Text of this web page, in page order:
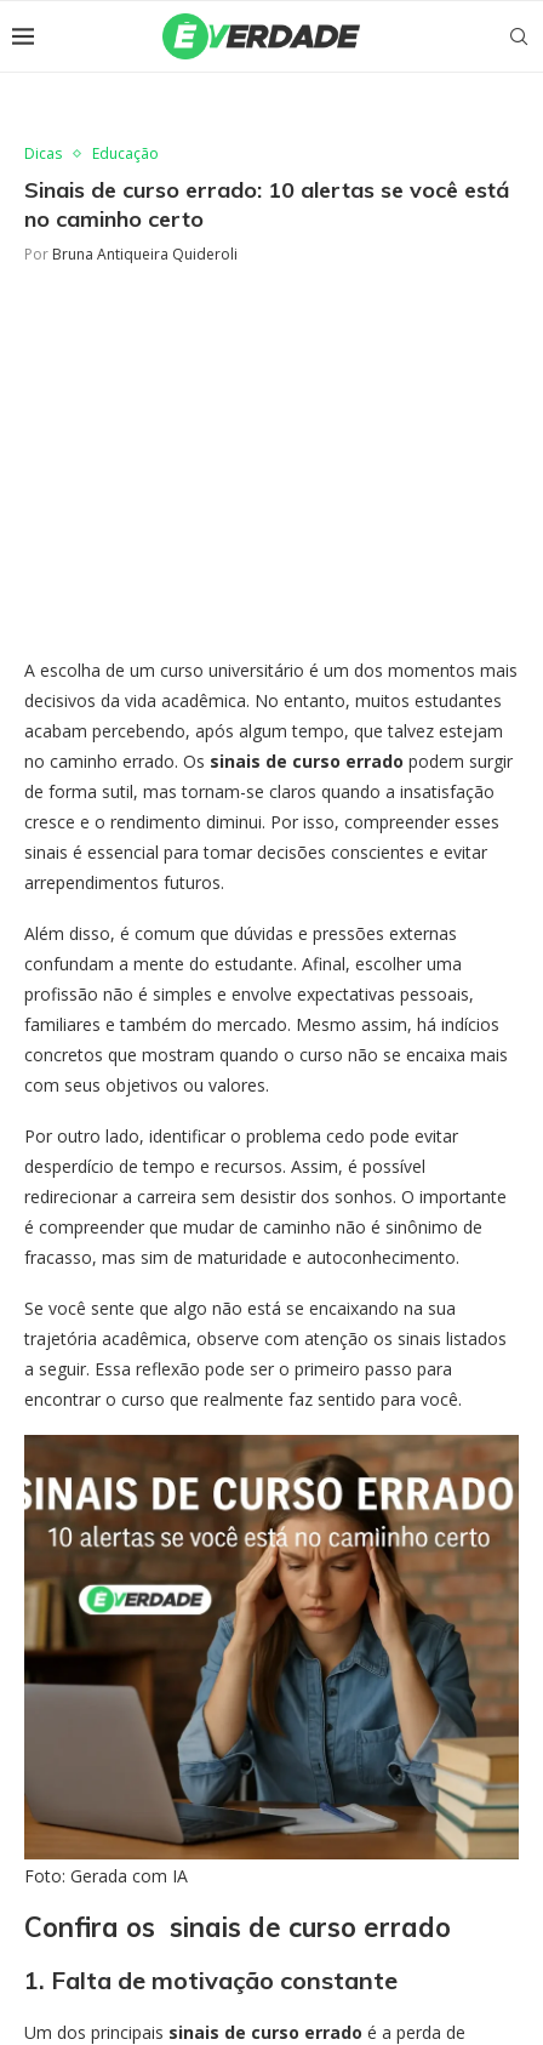
Dicas Educação
Sinais de curso errado: 10 alertas se você está
no caminho certo
Por Bruna Antiqueira Quideroli
A escolha de um curso universitário é um dos momentos mais
decisivos da vida acadêmica. No entanto, muitos estudantes
acabam percebendo, após algum tempo, que talvez estejam
no caminho errado. Os sinais de curso errado podem surgir
de forma sutil, mas tornam-se claros quando a insatisfação
cresce e o rendimento diminui. Por isso, compreender esses
sinais é essencial para tomar decisões conscientes e evitar
arrependimentos futuros.
Além disso, é comum que dúvidas e pressões externas
confundam a mente do estudante. Afinal, escolher uma
profissão não é simples e envolve expectativas pessoais,
familiares e também do mercado. Mesmo assim, há indícios
concretos que mostram quando o curso não se encaixa mais
com seus objetivos ou valores.
Por outro lado, identificar o problema cedo pode evitar
desperdício de tempo e recursos. Assim, é possível
redirecionar a carreira sem desistir dos sonhos. O importante
é compreender que mudar de caminho não é sinônimo de
fracasso, mas sim de maturidade e autoconhecimento.
Se você sente que algo não está se encaixando na sua
trajetória acadêmica, observe com atenção os sinais listados
a seguir. Essa reflexão pode ser o primeiro passo para
encontrar o curso que realmente faz sentido para você.
Foto: Gerada com IA
Confira os sinais de curso errado
1. Falta de motivação constante
Um dos principais sinais de curso errado é a perda de